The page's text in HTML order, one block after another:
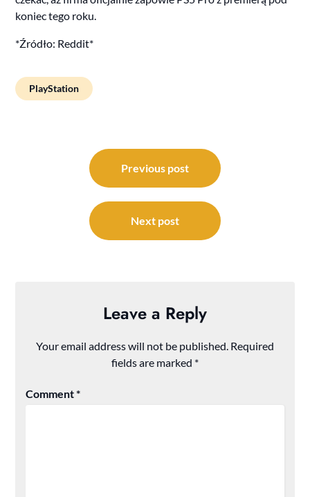
koniec tego roku.
*Źródło: Reddit*
PlayStation
navigation
Previous post
Next post
Leave a Reply
Your email address will not be published. Required
fields are marked *
Comment*